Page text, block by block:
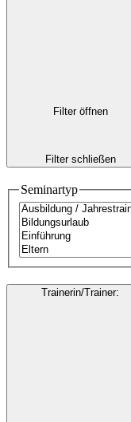
Filter öffnen
Filter schließen
Seminartyp
Trainerin/Trainer: